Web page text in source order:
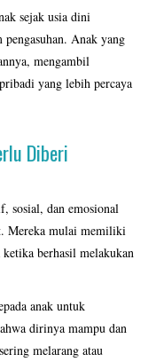
sejak usia dini
pengasuhan. Anak yang
mengambil
yang lebih percaya
Diberi
sosial, dan emosional
Mereka mulai memiliki
berhasil melakukan
anak untuk
dirinya mampu dan
melarang atau